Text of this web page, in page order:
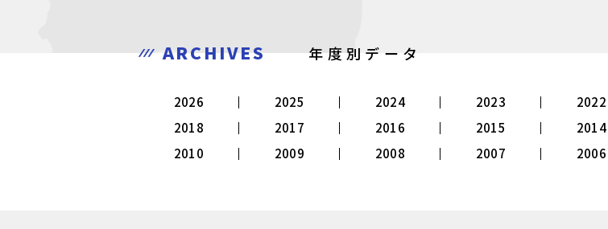
ARCHIVES 年度別データ
2026 2025 2024 2023 2022
2018
2017 2016 2015 2014
2010
2009 2008 2007 2006